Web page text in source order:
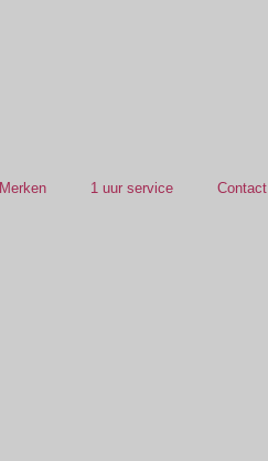
Merken 1 uur service Contact